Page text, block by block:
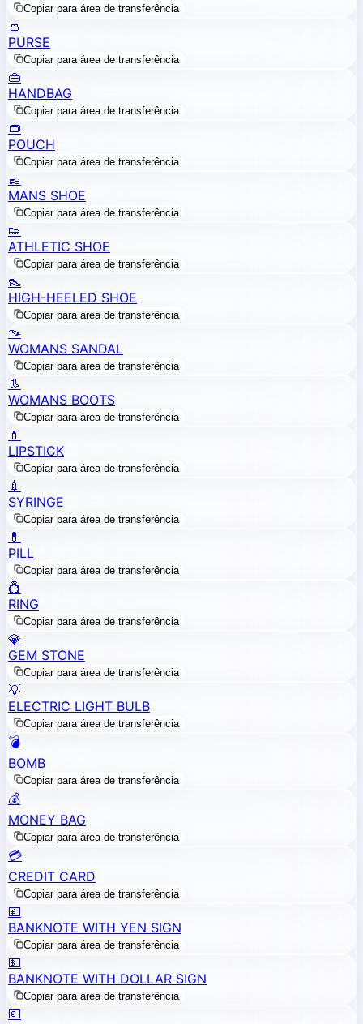
Copiar para área de transferência
👛
PURSE
Copiar para área de transferência
👜
HANDBAG
Copiar para área de transferência
👝
POUCH
Copiar para área de transferência
👞
MANS SHOE
Copiar para área de transferência
👟
ATHLETIC SHOE
Copiar para área de transferência
👠
HIGH-HEELED SHOE
Copiar para área de transferência
👡
WOMANS SANDAL
Copiar para área de transferência
👢
WOMANS BOOTS
Copiar para área de transferência
💄
LIPSTICK
Copiar para área de transferência
💉
SYRINGE
Copiar para área de transferência
💊
PILL
Copiar para área de transferência
💍
RING
Copiar para área de transferência
💎
GEM STONE
Copiar para área de transferência
💡
ELECTRIC LIGHT BULB
Copiar para área de transferência
💣
BOMB
Copiar para área de transferência
💰
MONEY BAG
Copiar para área de transferência
💳
CREDIT CARD
Copiar para área de transferência
💴
BANKNOTE WITH YEN SIGN
Copiar para área de transferência
💵
BANKNOTE WITH DOLLAR SIGN
Copiar para área de transferência
💶